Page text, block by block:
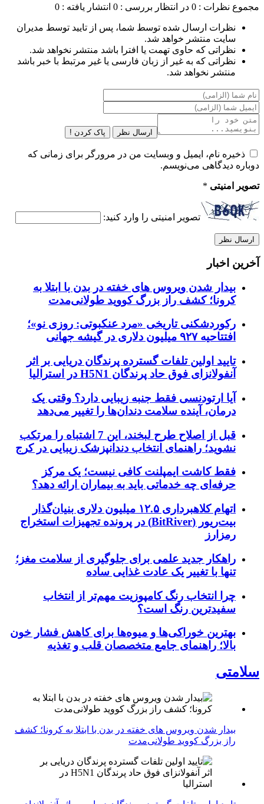
مجموع نظرات : 0 در انتظار بررسی : 0 انتشار یافته : 0
نظرات ارسال شده توسط شما، پس از تایید توسط مدیران
سایت منتشر خواهد شد.
نظراتی که حاوی تهمت یا افترا باشد منتشر نخواهد شد.
نظراتی که به غیر از زبان فارسی یا غیر مرتبط با خبر باشد
منتشر نخواهد شد.
ارسال نظر پاک کردن !
ذخیره نام، ایمیل و وبسایت من در مرورگر برای زمانی که
دوباره دیدگاهی می‌نویسم.
تصویر امنیتی *
تصویر امنیتی را وارد کنید:
آخرین اخبار
بیدار شدن ویروس‌ های خفته در بدن با ابتلا به
کرونا؛ کشف راز بزرگ کووید طولانی‌مدت
رکوردشکنی تاریخی «مرد عنکبوتی: روزی نو»؛
افتتاحیه ۹۲۷ میلیون دلاری در گیشه جهانی
تایید اولین تلفات گسترده پرندگان دریایی بر اثر
آنفولانزای فوق حاد پرندگان H5N1 در استرالیا
آیا ارتودنسی فقط جنبه زیبایی دارد؟ وقتی یک
درمان، آینده سلامت دندان‌ها را تغییر می‌دهد
قبل از اصلاح طرح لبخند، این 7 اشتباه را مرتکب
نشوید؛ راهنمای انتخاب دندانپزشک زیبایی در کرج
فقط کاشت ایمپلنت کافی نیست؛ یک مرکز
حرفه‌ای چه خدماتی باید به بیماران ارائه دهد؟
اتهام کلاهبرداری ۱۲.۵ میلیون دلاری بنیان‌گذار
بیت‌ریور (BitRiver) در پرونده تجهیزات استخراج
رمزارز
راهکار جدید علمی برای جلوگیری از سلامت مغز؛
تنها با تغییر یک عادت غذایی ساده
چرا انتخاب رنگ کامپوزیت مهم‌تر از انتخاب
سفیدترین رنگ است؟
بهترین خوراکی‌ها و میوه‌ها برای کاهش فشار خون
بالا؛ راهنمای جامع متخصصان قلب و تغذیه
سلامتی
بیدار شدن ویروس‌ های خفته در بدن با ابتلا به کرونا؛ کشف
راز بزرگ کووید طولانی‌مدت